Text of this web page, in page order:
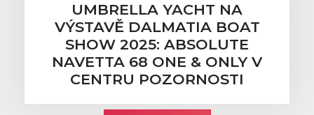
UMBRELLA YACHT NA
VÝSTAVĚ DALMATIA BOAT
SHOW 2025: ABSOLUTE
NAVETTA 68 ONE & ONLY V
CENTRU POZORNOSTI